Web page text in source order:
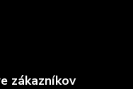
zákazníkov